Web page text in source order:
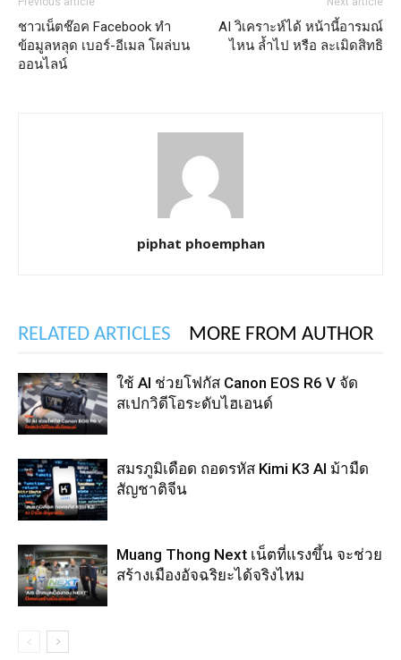
ชาวเน็ตช๊อค Facebook ทำ
ข้อมูลหลุด เบอร์-อีเมล โผล่บน
ออนไลน์
AI วิเคราะห์ได้ หน้านี้อารมณ์
ไหน ล้ำไป หรือ ละเมิดสิทธิ
piphat phoemphan
RELATED ARTICLES MORE FROM AUTHOR
ใช้ AI ช่วยโฟกัส Canon EOS R6 V จัด
สเปกวิดีโอระดับไฮเอนด์
สมรภูมิเดือด ถอดรหัส Kimi K3 AI ม้ามืด
สัญชาติจีน
Muang Thong Next เน็ตที่แรงขึ้น จะช่วย
สร้างเมืองอัจฉริยะได้จริงไหม